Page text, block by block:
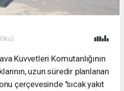
Kuvvetleri Komutanlığının
uzun süredir planlanan
çerçevesinde "sıcak yakıt